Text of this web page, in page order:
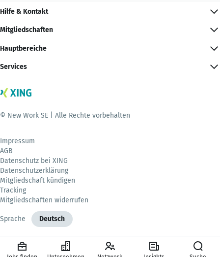
Hilfe & Kontakt
Mitgliedschaften
Hauptbereiche
Services
© New Work SE | Alle Rechte vorbehalten
Impressum
AGB
Datenschutz bei XING
Datenschutzerklärung
Mitgliedschaft kündigen
Tracking
Mitgliedschaften widerrufen
Sprache Deutsch